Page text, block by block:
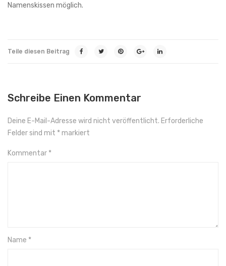
Namenskissen möglich.
Teile diesen Beitrag
Schreibe Einen Kommentar
Deine E-Mail-Adresse wird nicht veröffentlicht. Erforderliche
Felder sind mit *markiert
Kommentar *
Name *